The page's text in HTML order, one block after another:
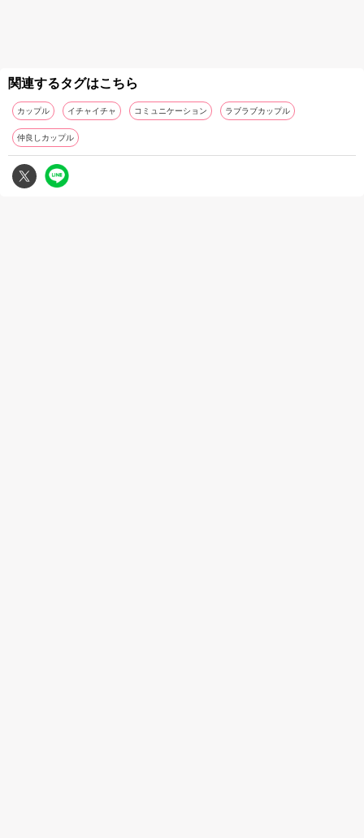
関連するタグはこちら
カップル イチャイチャ コミュニケーション ラブラブカップル
仲良しカップル